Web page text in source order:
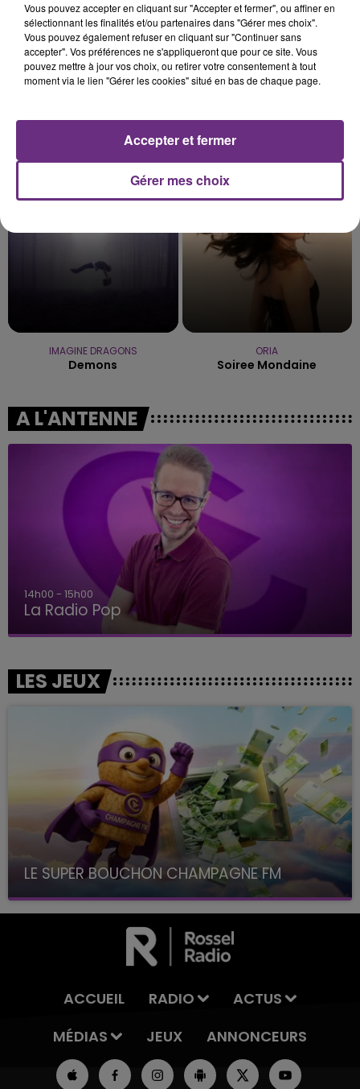
Bad Romance Ca Fait Mal
IMAGINE DRAGONS
Demons
1h20
1h20
ORIA
Soiree Mondaine
A L'ANTENNE
14h00 - 15h00
La Radio Pop
LES JEUX
LE SUPER BOUCHON CHAMPAGNE FM
avec La Famille Champagne FM, à 8H10
ACCUEIL RADIO
ACTUS
MÉDIAS
JEUX ANNONCEURS
Vous pouvez accepter en cliquant sur "Accepter et fermer", ou affiner en
sélectionnant les finalités et/ou partenaires dans "Gérer mes choix".
Vous pouvez également refuser en cliquant sur "Continuer sans
accepter". Vos préférences ne s'appliqueront que pour ce site. Vous
pouvez mettre à jour vos choix, ou retirer votre consentement à tout
moment via le lien "Gérer les cookies" situé en bas de chaque page.
Gérer mes choix
Accepter et fermer